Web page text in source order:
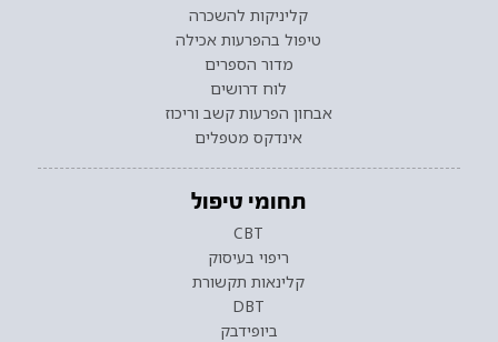
קליניקות להשכרה
טיפול בהפרעות אכילה
מדור הספרים
לוח דרושים
אבחון הפרעות קשב וריכוז
אינדקס מטפלים
תחומי טיפול
CBT
ריפוי בעיסוק
קלינאות תקשורת
DBT
ביופידבק